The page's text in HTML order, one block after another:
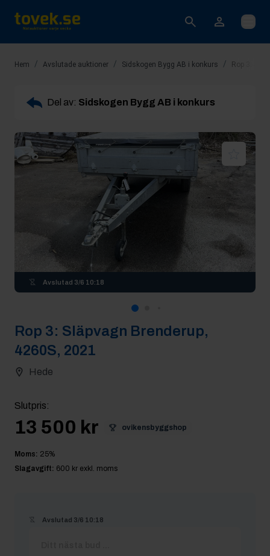
Öppna
Hem / Avslutade auktioner / Sidskogen Bygg AB i konkurs / Rop 3:
Del av: Sidskogen Bygg AB i konkurs
Avslutad 3/6 10:18
Rop 3: Släpvagn Brenderup,
4260S, 2021
Hede
Slutpris:
13 500 kr ovikensbyggshop
Moms: 25%
Slagavgift: 600 kr exkl. moms
Avslutad 3/6 10:18